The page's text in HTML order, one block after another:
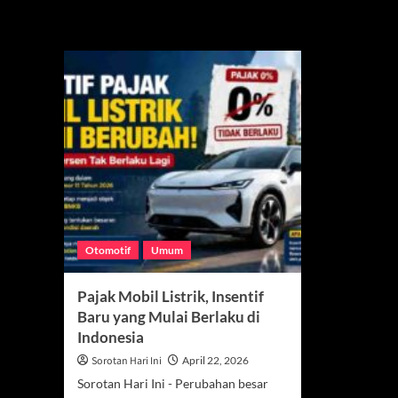
Otomotif Umum
Pajak Mobil Listrik, Insentif
Baru yang Mulai Berlaku di
Indonesia
Sorotan Hari Ini April 22, 2026
Sorotan Hari Ini - Perubahan besar